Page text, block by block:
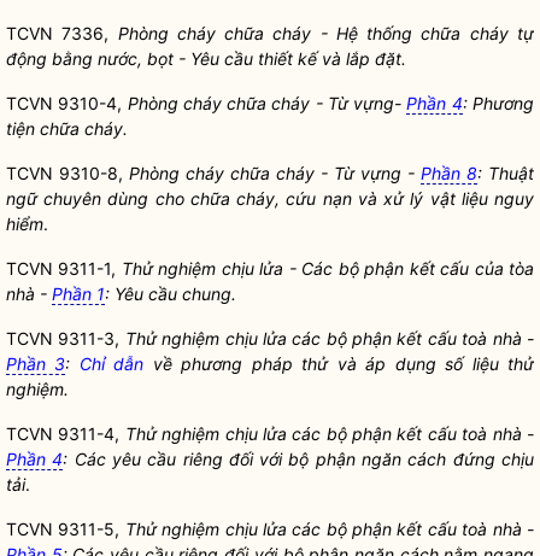
TCVN 7336, Phòng cháy chữa cháy - Hệ thống chữa cháy tự
động bằng nước, bọt - Yêu cầu thiết kế và lắp đặt.
TCVN 9310-4, Phòng cháy chữa cháy - Từ vựng-Phần 4: Phương
tiện chữa cháy.
TCVN 9310-8, Phòng cháy chữa cháy - Từ vựng - Phần 8: Thuật
ngữ chuyên dùng cho chữa cháy, cứu nạn và xử lý vật liệu nguy
hiểm.
TCVN 9311-1, Thử nghiệm chịu lửa - Các bộ phận kết cấu của tòa
nhà - Phần 1: Yêu cầu chung.
TCVN 9311-3, Thử nghiệm chịu lửa các bộ phận kết cấu toà nhà -
Phần 3: Chỉ dẫn về phương pháp thử và áp dụng số liệu thử
nghiệm.
TCVN 9311-4, Thử nghiệm chịu lửa các bộ phận kết cấu toà nhà -
Phần 4: Các yêu cầu riêng đối với bộ phận ngăn cách đứng chịu
tải.
TCVN 9311-5, Thử nghiệm chịu lửa các bộ phận kết cấu toà nhà -